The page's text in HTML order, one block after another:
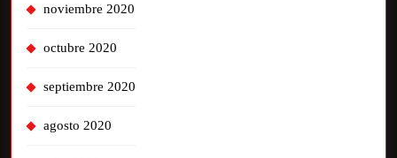
noviembre 2020
octubre 2020
septiembre 2020
agosto 2020